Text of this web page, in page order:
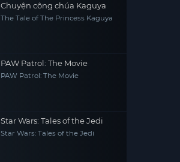
Chuyện công chúa Kaguya
The Tale of The Princess Kaguya
PAW Patrol: The Movie
PAW Patrol: The Movie
Star Wars: Tales of the Jedi
Star Wars: Tales of the Jedi